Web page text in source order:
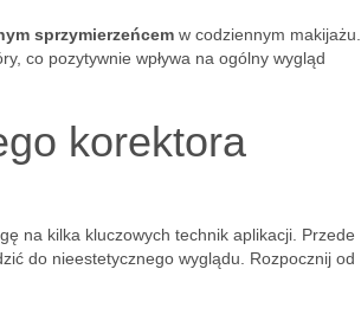
sprzymierzeńcem w codziennym makijażu.
co pozytywnie wpływa na ogólny wygląd
korektora
na kilka kluczowych technik aplikacji. Przede
do nieestetycznego wyglądu. Rozpocznij od